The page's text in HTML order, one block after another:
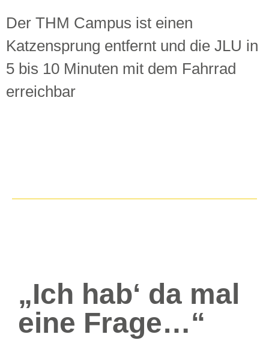
Der THM Campus ist einen
Katzensprung entfernt und die JLU in
5 bis 10 Minuten mit dem Fahrrad
erreichbar
„Ich hab‘ da mal
eine Frage…“